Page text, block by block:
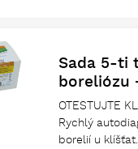
Sada 5-ti
boreliózu
OTESTUJTE
Rychlý
borelií u klíšťat.